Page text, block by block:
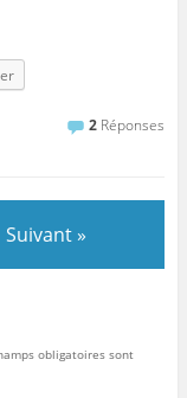
2 Réponses
Suivant »
obligatoires sont